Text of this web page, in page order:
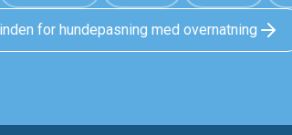
for hundepasning med overnatning